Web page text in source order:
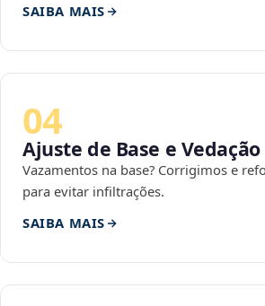
SAIBA MAIS
04
Ajuste de Base e Vedação
Vazamentos na base? Corrigimos e
para evitar infiltrações.
SAIBA MAIS